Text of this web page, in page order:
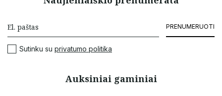
Auksiniai gaminiai
PRENUMERUOTI
Sutinku su privatumo politika